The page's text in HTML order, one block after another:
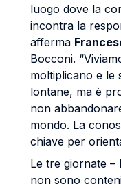
luogo dove la
incontra la
afferma
Bocconi.
moltiplicano e le
lontane, ma è
non
mondo. La
chiave per
Le tre giornate –
non sono